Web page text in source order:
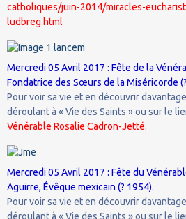
catholiques/juin-2014/miracles-
ludbreg.html
Mercredi 05 Avril 2017 : Fête de la
Fondatrice des Sœurs de la Miséricorde
Pour voir sa vie et en découvrir
déroulant à « Vie des Saints » ou sur le
Vénérable Rosalie Cadron-Jetté.
Mercredi 05 Avril 2017 : Fête du
Aguirre, Évêque mexicain (? 1954).
Pour voir sa vie et en découvrir
déroulant à « Vie des Saints » ou sur le